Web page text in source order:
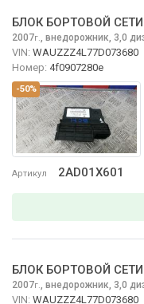
-50%
Артикул 2AD01X601
БЛОК БОРТОВОЙ
2007г., внедорожник, 3,0
VIN: WAUZZZ4L77D073680
Номер: 4f0907280e
БЛОК БОРТОВОЙ
2007г., внедорожник, 3,0
VIN: WAUZZZ4L77D073680